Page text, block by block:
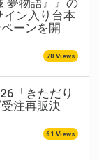
夢物語』』の
イン入り台本
ーンを開
70 Views
「きただり
注再販決
61 Views